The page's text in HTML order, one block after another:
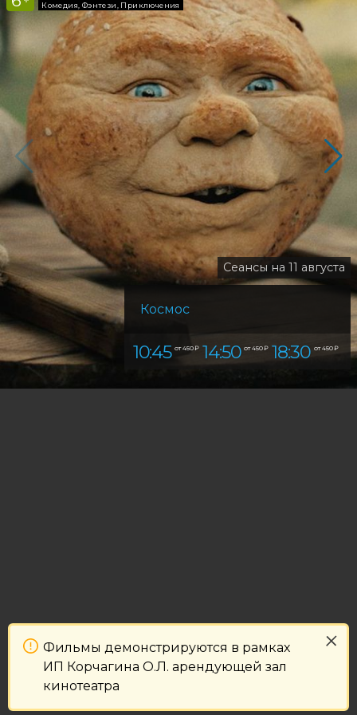
Комедия, Фэнтези, Приключения
Сеансы на 11 августа
Космос
10:45 от 450 ₽ 14:50 от 450 ₽ 18:30 от 450 ₽
Фильмы демонстрируются в рамках
ИП Корчагина О.Л. арендующей зал
кинотеатра